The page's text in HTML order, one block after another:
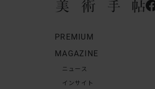
PREMIUM
MAGAZINE
ニュース
インサイト